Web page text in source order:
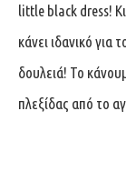
little black dress!
κάνει ιδανικό για
δουλειά! Το
πλεξίδας από το